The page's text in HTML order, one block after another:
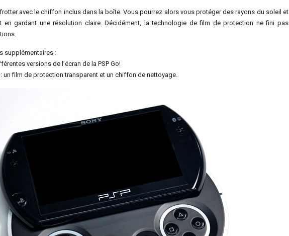
avec le chiffon inclus dans la boîte. Vous pourrez alors vous protéger des rayons du soleil et
en gardant une résolution claire. Décidément, la technologie de film de protection ne fini pas
supplémentaires :
versions de l’écran de la PSP Go!
un film de protection transparent et un chiffon de nettoyage.